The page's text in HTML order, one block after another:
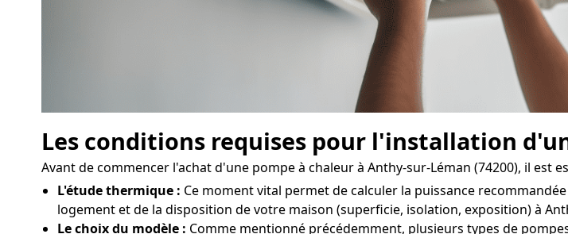
Les conditions requises pour l'installation
Avant de commencer l'achat d'une pompe à chaleur à Anthy-sur-Léman (74200), il est
L'étude thermique : Ce moment vital permet de calculer la puissance
logement et de la disposition de votre maison (superficie, isolation, exposition) à
Le choix du modèle : Comme mentionné précédemment, plusieurs types de